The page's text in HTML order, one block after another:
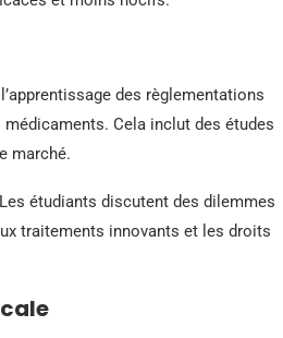
des règlementations
Cela inclut des études
marché.
étudiants discutent des dilemmes
traitements innovants et les droits